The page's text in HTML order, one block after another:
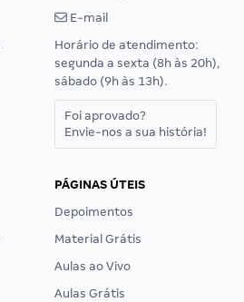
E-mail
Horário de atendimento:
segunda a sexta (8h às 20h),
sábado (9h às 13h).
Foi aprovado?
Envie-nos a sua história!
PÁGINAS ÚTEIS
Depoimentos
Material Grátis
Aulas ao Vivo
Aulas Grátis